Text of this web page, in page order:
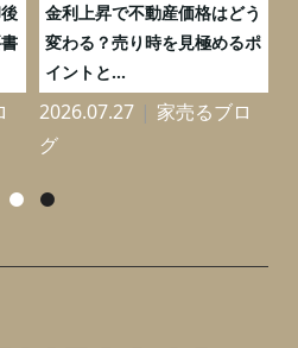
金利上昇で不動産価格はどう
変わる？売り時を見極めるポ
イントと...
2026.07.27
家売るブロ
グ